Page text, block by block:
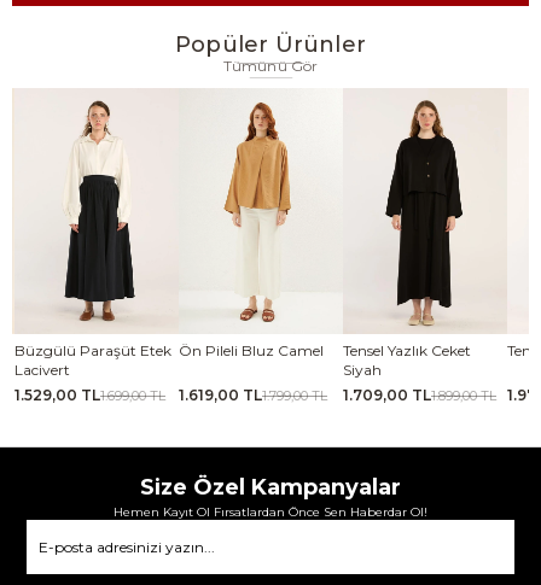
Popüler Ürünler
Tümünü Gör
Büzgülü Paraşüt Etek
Lacivert
1.529,00 TL1.699,00 TL
Ön Pileli Bluz Camel
1.619,00 TL1.799,00 TL
Tensel Yazlık Ceket
Siyah
1.709,00 TL1.899,00 TL
Size Özel Kampanyalar
Hemen Kayıt Ol Fırsatlardan Önce Sen Haberdar Ol!